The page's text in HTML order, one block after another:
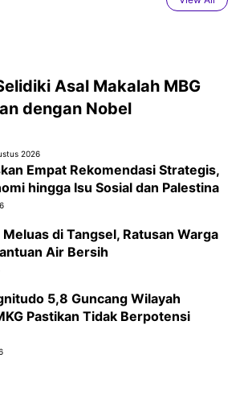
Asal Makalah MBG
dengan Nobel
2026
Empat Rekomendasi Strategis,
hingga Isu Sosial dan Palestina
di Tangsel, Ratusan Warga
Air Bersih
5,8 Guncang Wilayah
Pastikan Tidak Berpotensi